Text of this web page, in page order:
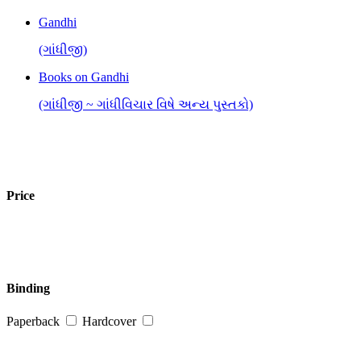
Gandhi
(ગાંધીજી)
Books on Gandhi
(ગાંધીજી ~ ગાંધીવિચાર વિષે અન્ય પુસ્તકો)
Price
Binding
Paperback Hardcover